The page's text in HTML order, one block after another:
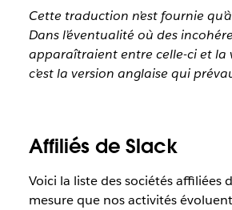
Cette traduction n’est fournie
Dans l’éventualité où des
apparaîtraient entre celle-ci et la
c’est la version anglaise qui
Affiliés de Slack
Voici la liste des sociétés affiliées
mesure que nos activités